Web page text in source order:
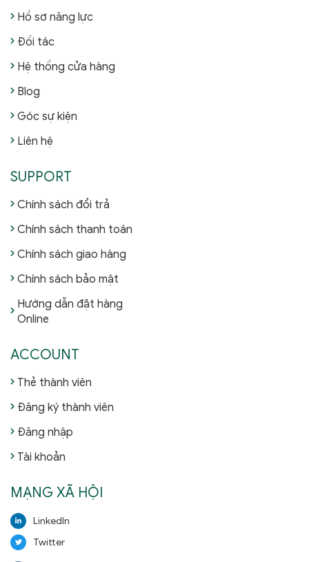
Hồ sơ năng lực
Đối tác
Hệ thống cửa hàng
Blog
Góc sự kiện
Liên hệ
SUPPORT
Chính sách đổi trả
Chính sách thanh toán
Chính sách giao hàng
Chính sách bảo mật
Hướng dẫn đặt hàng
Online
ACCOUNT
Thẻ thành viên
Đăng ký thành viên
Đăng nhập
Tài khoản
MẠNG XÃ HỘI
LinkedIn
Twitter